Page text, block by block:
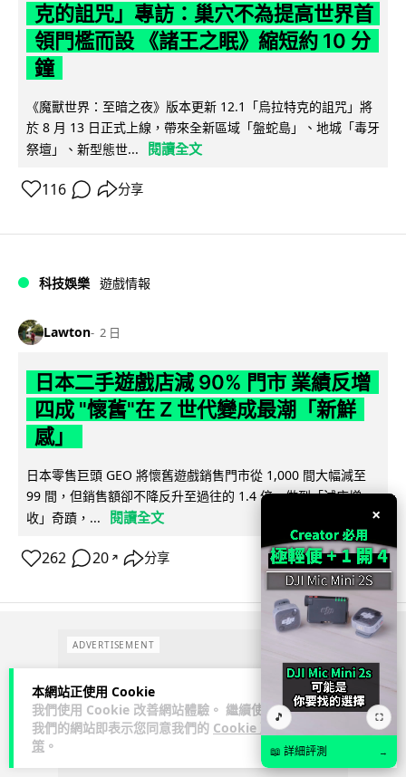
本網站正使用 Cookie
我們使用 Cookie 改善網站體驗。 繼續使用
我們的網站即表示您同意我們的 Cookie 政
策 。
克的詛咒」專訪：巢穴不為提高世界首
領門檻而設 《諸王之眠》縮短約 10 分
鐘
《魔獸世界：至暗之夜》版本更新 12.1「烏拉特克的詛咒」將
於 8 月 13 日正式上線，帶來全新區域「盤蛇島」、地城「毒牙
祭壇」、新型態世...
閱讀全文
116 分享
科技娛樂 遊戲情報
Lawton 2 日
日本二手遊戲店減 90% 門市 業績反增
四成 "懷舊"在 Z 世代變成最潮「新鮮
感」
日本零售巨頭 GEO 將懷舊遊戲銷售門市從 1,000 間大幅減至
99 間，但銷售額卻不降反升至過往的 1.4 倍。做到「減店增
收」奇蹟，...
閱讀全文
262 20 ↗ 分享
ADVERTISEMENT
×
🎵 ⛶
📖 詳細評測 →